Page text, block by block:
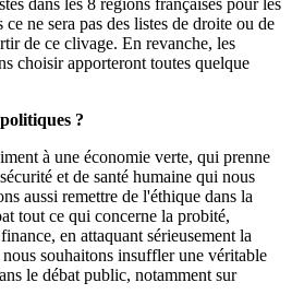
dans les 8 régions françaises pour les
ne sera pas des listes de droite ou de
de ce clivage. En revanche, les
choisir apporteront toutes quelque
?
à une économie verte, qui prenne
et de santé humaine qui nous
aussi remettre de l'éthique dans la
tout ce qui concerne la probité,
en attaquant sérieusement la
souhaitons insuffler une véritable
le débat public, notamment sur